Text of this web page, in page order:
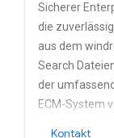
Sicherer
die
aus dem
Search
der
ECM-System
Kontakt